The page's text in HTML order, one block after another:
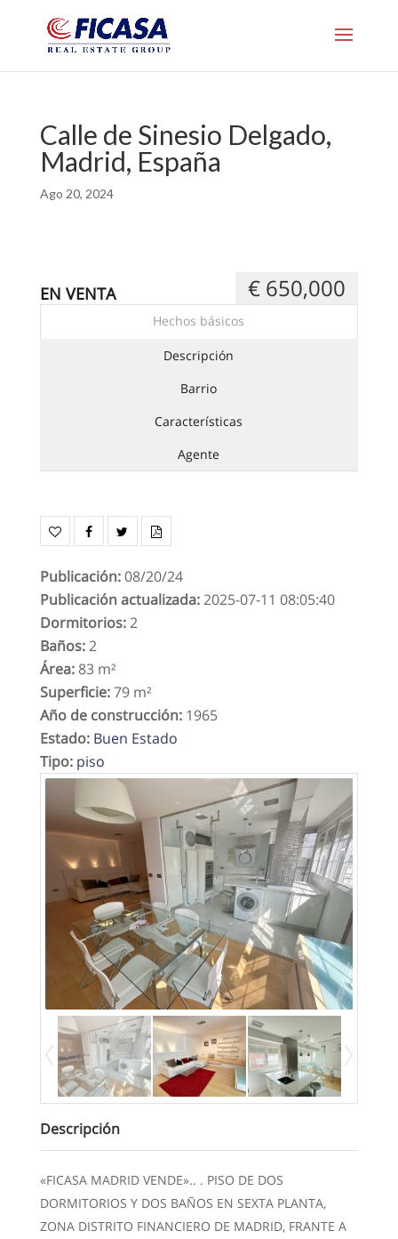
Calle de Sinesio Delgado,
Madrid, España
Ago 20, 2024
EN VENTA € 650,000
Hechos básicos
Descripción
Barrio
Características
Agente
Publicación:08/20/24
Publicación actualizada:2025-07-11 08:05:40
Dormitorios:2
Baños:2
Área: 83 m²
Superficie:79 m²
Año de construcción: 1965
Estado: Buen Estado
Tipo: piso
Descripción
«FICASA MADRID VENDE».. . PISO DE DOS
DORMITORIOS Y DOS BAÑOS EN SEXTA PLANTA,
ZONA DISTRITO FINANCIERO DE MADRID, FRANTE A